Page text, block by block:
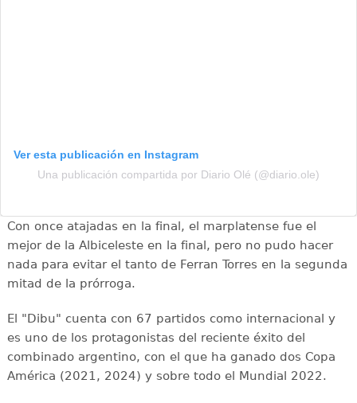
Ver esta publicación en Instagram
Una publicación compartida por Diario Olé (@diario.ole)
Con once atajadas en la final, el marplatense fue el
mejor de la Albiceleste en la final, pero no pudo hacer
nada para evitar el tanto de Ferran Torres en la segunda
mitad de la prórroga.
El "Dibu" cuenta con 67 partidos como internacional y
es uno de los protagonistas del reciente éxito del
combinado argentino, con el que ha ganado dos Copa
América (2021, 2024) y sobre todo el Mundial 2022.